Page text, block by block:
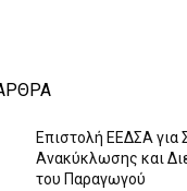
Επιστολή ΕΕΔΣΑ για
Ανακύκλωσης και
του Παραγωγού